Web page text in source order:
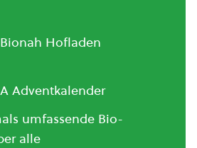
Hofladen
Adventkalender
umfassende Bio-
alle